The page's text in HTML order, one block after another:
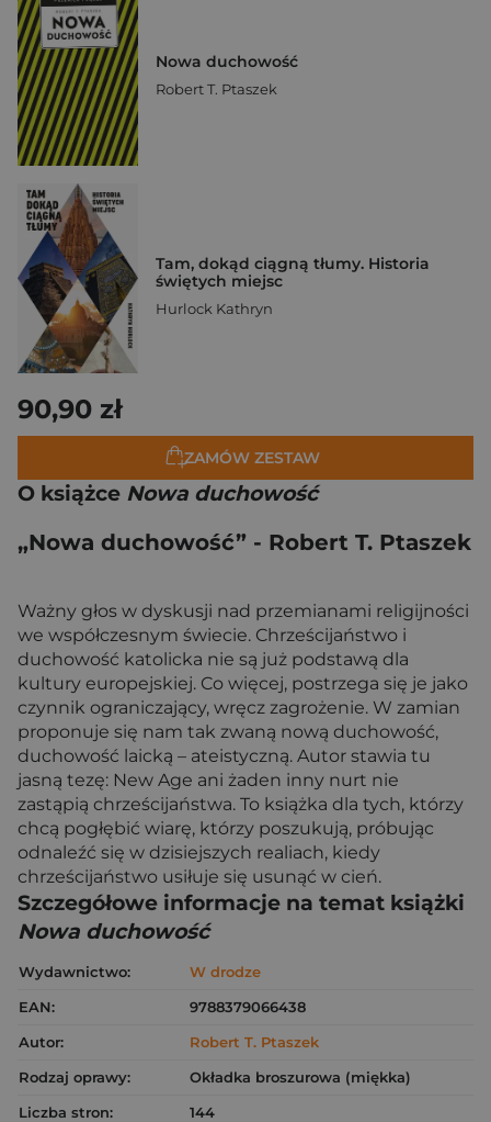
Nowa duchowość
Robert T. Ptaszek
Tam, dokąd ciągną tłumy. Historia
świętych miejsc
Hurlock Kathryn
90,90 zł
ZAMÓW ZESTAW
O książce Nowa duchowość
„Nowa duchowość” - Robert T. Ptaszek
Ważny głos w dyskusji nad przemianami religijności
we współczesnym świecie. Chrześcijaństwo i
duchowość katolicka nie są już podstawą dla
kultury europejskiej. Co więcej, postrzega się je jako
czynnik ograniczający, wręcz zagrożenie. W zamian
proponuje się nam tak zwaną nową duchowość,
duchowość laicką – ateistyczną. Autor stawia tu
jasną tezę: New Age ani żaden inny nurt nie
zastąpią chrześcijaństwa. To książka dla tych, którzy
chcą pogłębić wiarę, którzy poszukują, próbując
odnaleźć się w dzisiejszych realiach, kiedy
chrześcijaństwo usiłuje się usunąć w cień.
Szczegółowe informacje na temat książki
Nowa duchowość
Wydawnictwo:
W drodze
EAN:
9788379066438
Autor:
Robert T. Ptaszek
Rodzaj oprawy:
Okładka broszurowa (miękka)
Liczba stron:
144